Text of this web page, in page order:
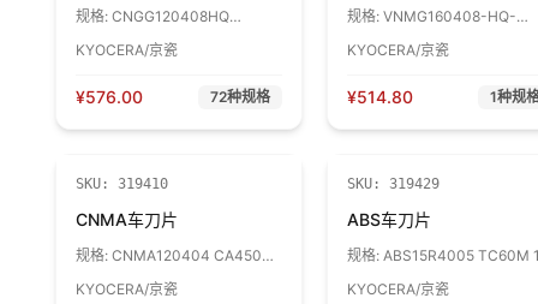
规格: CNGG120408HQ
KYOCERA/京瓷
¥576.00 72种规格
规格: VNMG160408-HQ-
KYOCERA/京瓷
¥514.80 1种规
SKU: 319410
CNMA车刀片
规格: CNMA120404 CA4505 1
KYOCERA/京瓷
SKU: 319429
ABS车刀片
规格: ABS15R4005 TC60M
KYOCERA/京瓷